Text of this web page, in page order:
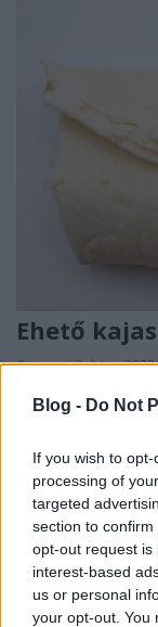
Blog - Do Not
If you wish to
processing of
targeted
section to
opt-out request is
interest-based
us or personal
your opt-out. You
Ehető
Baranyai Zoltán•
Pár diák egy
biztosan
cucc ...